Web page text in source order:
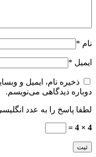
نام *
ایمیل *
ذخیره نام، ایمیل و
دوباره دیدگاهی می‌نویسم.
لطفا پاسخ را به عدد
4 × 4 =